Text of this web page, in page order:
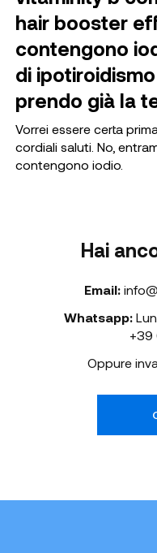
hair booster
contengono
di
prendo già la
Vorrei essere certa
cordiali saluti. No,
contengono iodio.
Hai
Email:
Whatsapp:
+39
Oppure